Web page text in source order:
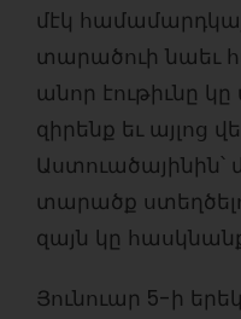
մէկ
տարածուի նաեւ
անոր էութիւնը
զիրենք եւ այլոց
Աստուածայինին՝
տարածք
զայն կը
Յունուար 5-ի